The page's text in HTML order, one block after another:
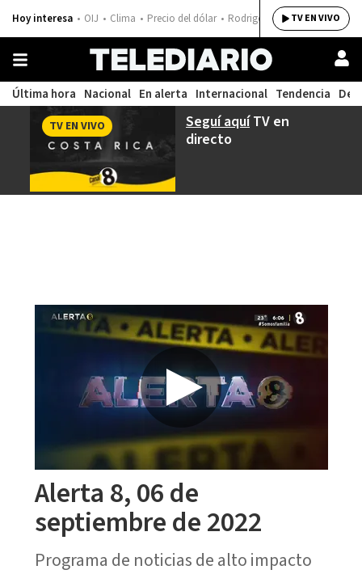
Hoy interesa OIJ Clima Precio del dólar Rodrigo ChavesTV EN VIVO
Última hora Nacional En alerta Internacional Tendencia
Seguí aquíTV en
directo
TV EN VIVO
Alerta 8, 06 de
septiembre de 2022
Programa de noticias de alto impacto